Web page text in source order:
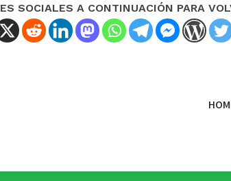
SOCIALES A CONTINUACIÓN PARA